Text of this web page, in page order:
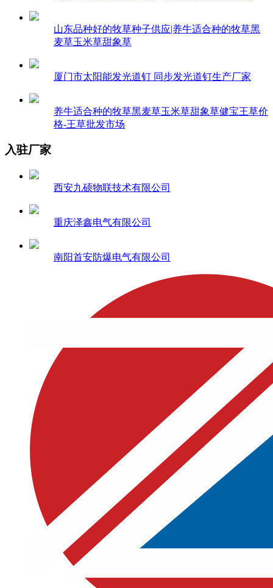
山东品种好的牧草种子供应|养牛适合种的牧草黑
麦草玉米草甜象草
厦门市太阳能发光道钉 同步发光道钉生产厂家
养牛适合种的牧草黑麦草玉米草甜象草健宝王草价
格-王草批发市场
入驻厂家
西安九硕物联技术有限公司
重庆泽鑫电气有限公司
南阳首安防爆电气有限公司